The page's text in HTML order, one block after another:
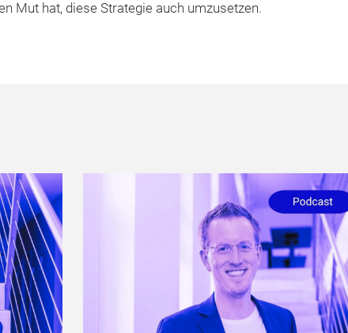
Mut hat, diese Strategie auch umzusetzen.